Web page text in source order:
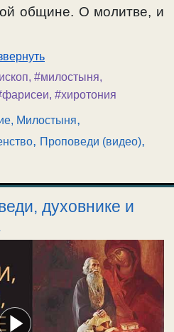
общине. О молитве, и
, #милостыня,
, #хиротония
Милостыня,
, Проповеди (видео),
духовнике и